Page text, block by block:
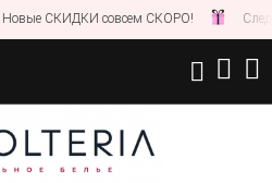
СКИДКИ совсем СКОРО! Следите